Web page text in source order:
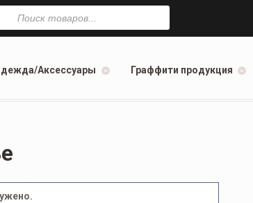
Аксессуары Граффити продукция